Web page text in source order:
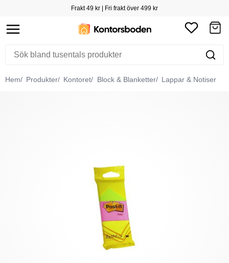
Frakt 49 kr | Fri frakt över 499 kr
Hem Produkter Kontoret Block & Blanketter Lappar & Notiser